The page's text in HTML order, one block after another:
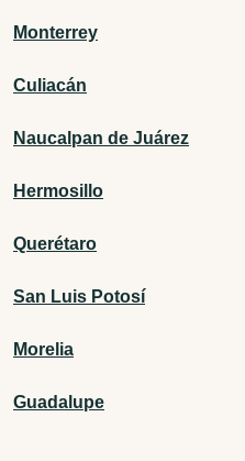
Monterrey
Culiacán
Naucalpan de Juárez
Hermosillo
Querétaro
San Luis Potosí
Morelia
Guadalupe